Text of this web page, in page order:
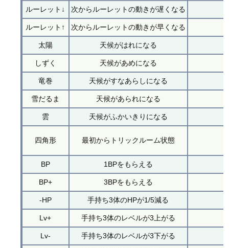
ルーレット↓ 次からルーレットの動きが遅くなる
ルーレット↑ 次からルーレットの動きが早くなる
太陽 天候がはれになる
しずく 天候があめになる
竜巻 天候がすなあらしになる
雪だるま 天候があられになる
雲 天候がふかいきりになる
四角形 最初からトリックルーム状態
BP 1BPをもらえる
BP+ 3BPをもらえる
-HP 手持ち3体のHPが1/5減る
Lv+ 手持ち3体のレベルが3上がる
Lv- 手持ち3体のレベルが3下がる